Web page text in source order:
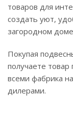
товаров для
создать уют,
загородном
Покупая
получаете
всеми фабрика
дилерами.